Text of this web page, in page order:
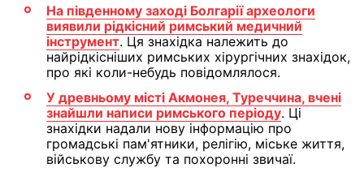
На південному заході Болгарії археологи
виявили рідкісний римський медичний
інструмент. Ця знахідка належить до
найрідкісніших римських хірургічних знахідок,
про які коли-небудь повідомлялося.
У древньому місті Акмонея, Туреччина, вчені
знайшли написи римського періоду. Ці
знахідки надали нову інформацію про
громадські пам'ятники, релігію, міське життя,
військову службу та похоронні звичаї.